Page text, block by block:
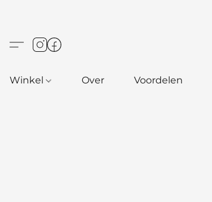
Winkel Over Voordelen